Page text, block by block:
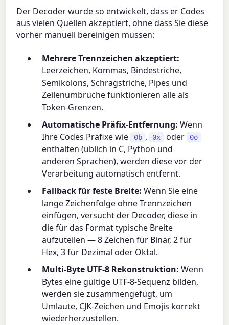
Der Decoder wurde so entwickelt, dass er Codes
aus vielen Quellen akzeptiert, ohne dass Sie diese
vorher manuell bereinigen müssen:
Mehrere Trennzeichen akzeptiert:
Leerzeichen, Kommas, Bindestriche,
Semikolons, Schrägstriche, Pipes und
Zeilenumbrüche funktionieren alle als
Token-Grenzen.
Automatische Präfix-Entfernung: Wenn
Ihre Codes Präfixe wie
0b , 0x oder 0o
enthalten (üblich in C, Python und
anderen Sprachen), werden diese vor der
Verarbeitung automatisch entfernt.
Fallback für feste Breite: Wenn Sie eine
lange Zeichenfolge ohne Trennzeichen
einfügen, versucht der Decoder, diese in
die für das Format typische Breite
aufzuteilen — 8 Zeichen für Binär, 2 für
Hex, 3 für Dezimal oder Oktal.
Multi-Byte UTF-8 Rekonstruktion: Wenn
Bytes eine gültige UTF-8-Sequenz bilden,
werden sie zusammengefügt, um
Umlaute, CJK-Zeichen und Emojis korrekt
wiederherzustellen.